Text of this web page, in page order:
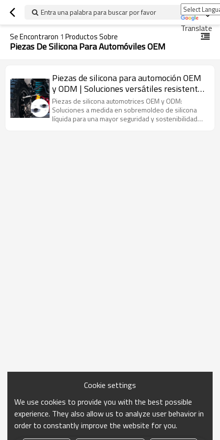
Translate
Entra una palabra para buscar por favor
Se Encontraron 1 Productos Sobre
Piezas De Silicona Para Automóviles OEM
Piezas de silicona para automoción OEM
y ODM | Soluciones versátiles resistentes
al calor, al frío y a la intemperie para
mayor seguridad y respeto al medio
ambiente | Servicios personalizados de
Piezas de silicona automotrices OEM y ODM:
Soluciones a medida en sobremoldeo de silicona
líquida para una mayor seguridad y sostenibilidad
Cookie settings
We use cookies to provide you with the best possible
experience. They also allow us to analyze user behavior in
order to constantly improve the website for you.